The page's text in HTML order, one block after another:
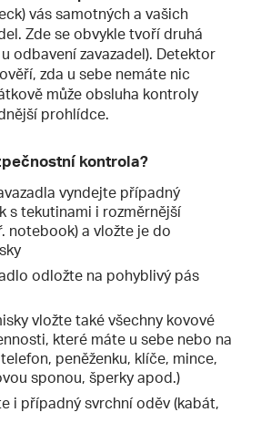
vás samotných a vašich
Zde se obvykle tvoří druhá
odbavení zavazadel). Detektor
zda u sebe nemáte nic
může obsluha kontroly
prohlídce.
kontrola?
vyndejte případný
s tekutinami i rozměrnější
notebook) a vložte je do
odložte na pohyblivý pás
vložte také všechny kovové
které máte u sebe nebo na
peněženku, klíče, mince,
sponou, šperky apod.)
i případný svrchní oděv (kabát,